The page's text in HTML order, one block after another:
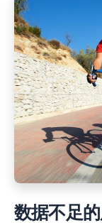
数据不足